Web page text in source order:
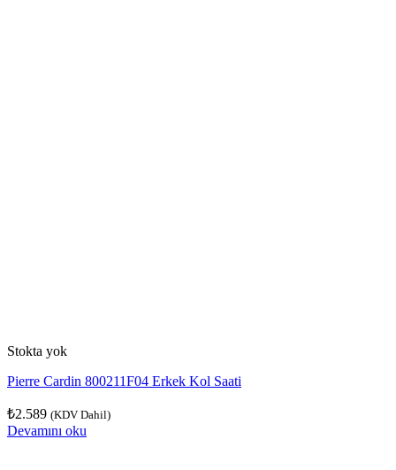
Stokta yok
Pierre Cardin 800211F04 Erkek Kol Saati
₺2.589 (KDV Dahil)
Devamını oku